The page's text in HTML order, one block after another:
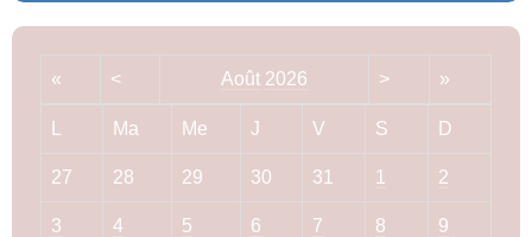
« < Août 2026 > »
Ma Me J V S D
27 28 29 30 31 1 2
3 4 5 6 7 8 9